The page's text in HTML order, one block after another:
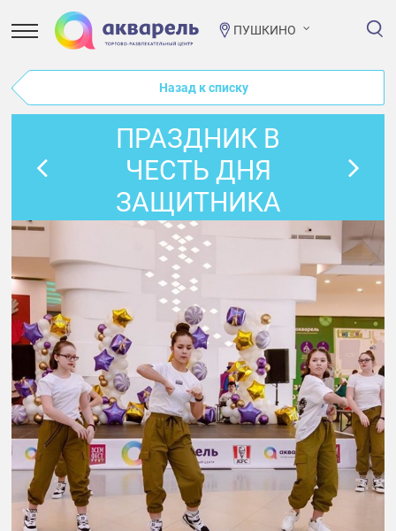
ПУШКИНО
Назад к списку
ПРАЗДНИК В
ЧЕСТЬ ДНЯ
ЗАЩИТНИКА
ОТЕЧЕСТВА